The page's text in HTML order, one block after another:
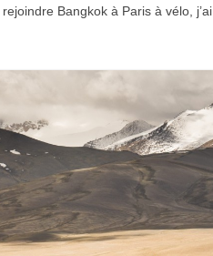
Bangkok à Paris à vélo, j’ai